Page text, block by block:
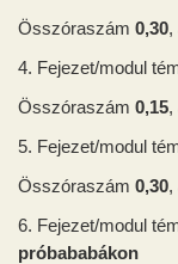
Összóraszám 0,30,
4. Fejezet/modul
Összóraszám 0,15,
5. Fejezet/modul
Összóraszám 0,30,
6. Fejezet/modul
próbababákon